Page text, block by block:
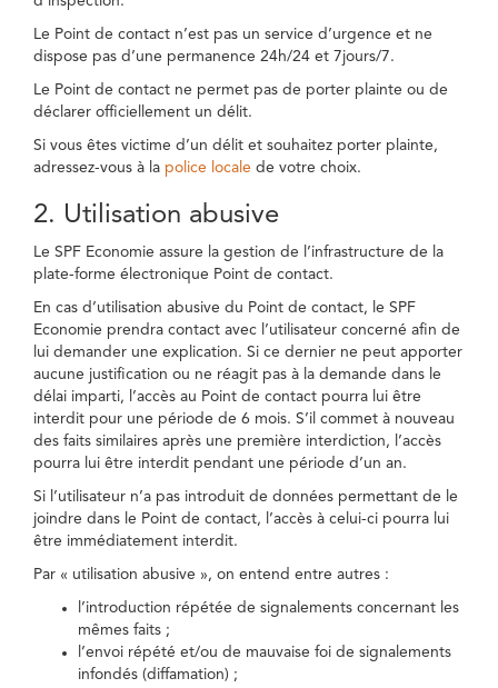
Le Point de contact n’est pas un service d’urgence et ne
dispose pas d’une permanence 24h/24 et 7jours/7.
Le Point de contact ne permet pas de porter plainte ou de
déclarer officiellement un délit.
Si vous êtes victime d’un délit et souhaitez porter plainte,
adressez-vous à la police locale de votre choix.
2. Utilisation abusive
Le SPF Economie assure la gestion de l’infrastructure de la
plate-forme électronique Point de contact.
En cas d’utilisation abusive du Point de contact, le SPF
Economie prendra contact avec l’utilisateur concerné afin de
lui demander une explication. Si ce dernier ne peut apporter
aucune justification ou ne réagit pas à la demande dans le
délai imparti, l’accès au Point de contact pourra lui être
interdit pour une période de 6 mois. S’il commet à nouveau
des faits similaires après une première interdiction, l’accès
pourra lui être interdit pendant une période d’un an.
Si l’utilisateur n’a pas introduit de données permettant de le
joindre dans le Point de contact, l’accès à celui-ci pourra lui
être immédiatement interdit.
Par « utilisation abusive », on entend entre autres :
l’introduction répétée de signalements concernant les
mêmes faits ;
l’envoi répété et/ou de mauvaise foi de signalements
infondés (diffamation) ;